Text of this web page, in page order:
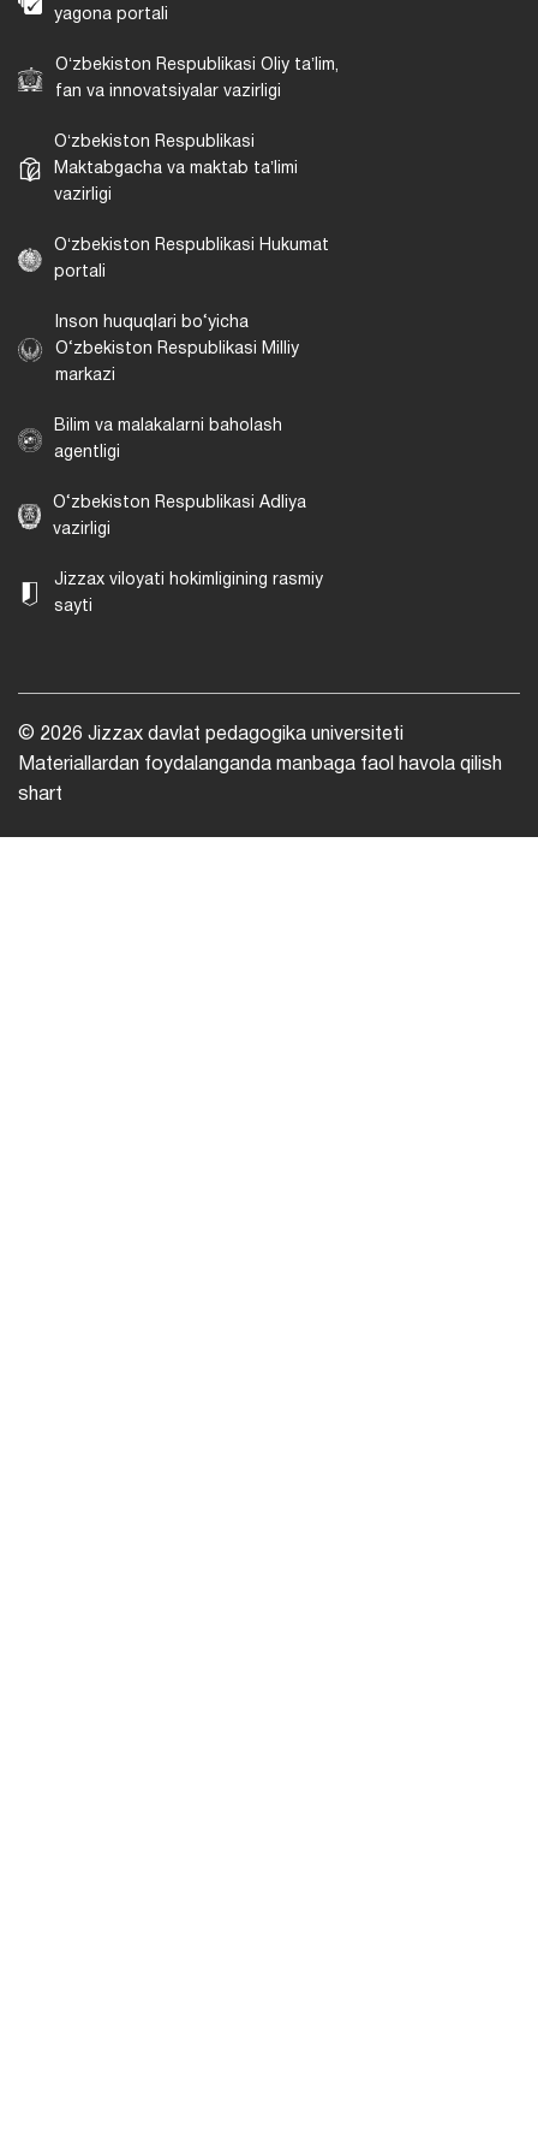
yagona portali
Oʻzbekiston Respublikasi Oliy taʼlim,
fan va innovatsiyalar vazirligi
Oʻzbekiston Respublikasi
Maktabgacha va maktab taʼlimi
vazirligi
Oʻzbekiston Respublikasi Hukumat
portali
Inson huquqlari bo‘yicha
O‘zbekiston Respublikasi Milliy
markazi
Bilim va malakalarni baholash
agentligi
O‘zbekiston Respublikasi Adliya
vazirligi
Jizzax viloyati hokimligining rasmiy
sayti
© 2026 Jizzax davlat pedagogika universiteti
Materiallardan foydalanganda manbaga faol havola qilish
shart